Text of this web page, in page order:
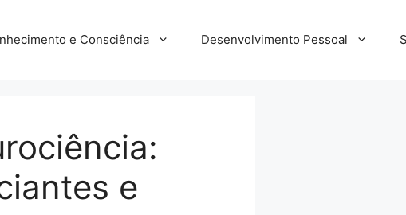
e Consciência Desenvolvimento Pessoal
e